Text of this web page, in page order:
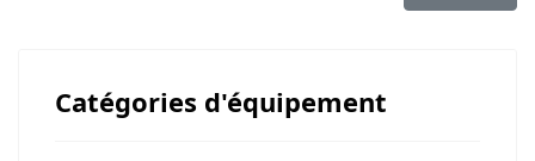
Catégories d'équipement